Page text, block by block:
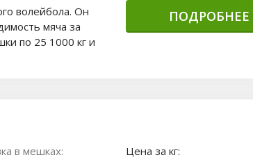
волейбола. Он
мяча за
по 25 1000 кг и
ПОДРОБНЕЕ
в мешках:
Цена за кг: